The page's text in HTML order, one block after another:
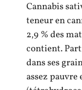
Cannabis
teneur en
2,9 % des
contient.
dans ses
assez pauvre